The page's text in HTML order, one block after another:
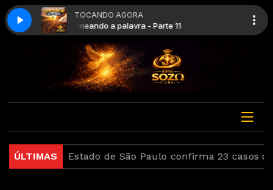
Semeando a Palavra
TOCANDO AGORA
11 Semeando a palavra - Parte 11
ÚLTIMAS Estado de São Paulo confirma 23 casos